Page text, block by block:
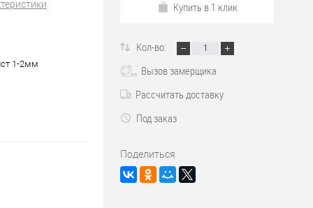
1-2мм
Купить в 1 клик
Кол-во:
Вызов замерщика
Рассчитать доставку
Под заказ
Поделиться